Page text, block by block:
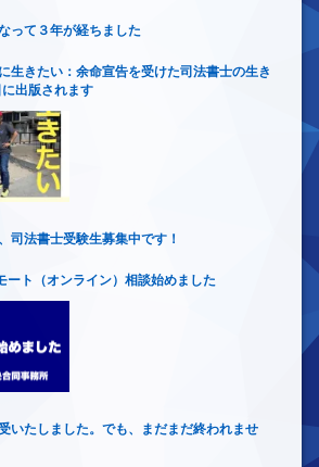
って３年が経ちました
生きたい：余命宣告を受けた司法書士の生き
出版されます
司法書士受験生募集中です！
ート（オンライン）相談始めました
いたしました。でも、まだまだ終われませ